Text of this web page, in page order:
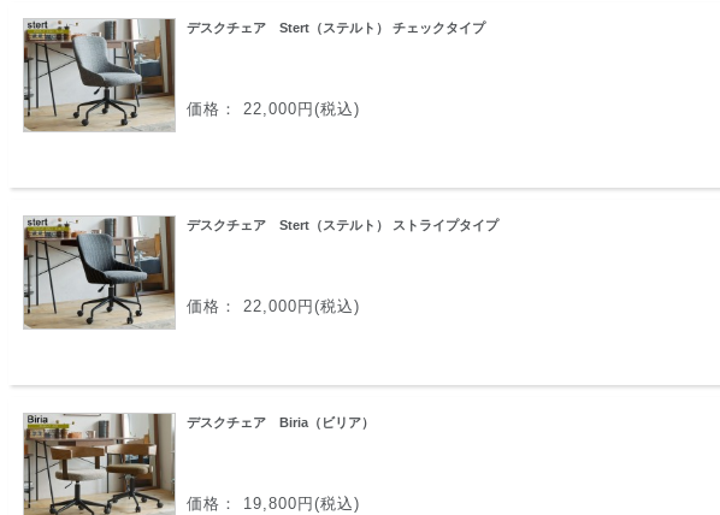
デスクチェア Stert（ステルト） チェックタイプ
価格： 22,000円(税込)
デスクチェア Stert（ステルト） ストライプタイプ
価格： 22,000円(税込)
デスクチェア Biria（ビリア）
価格： 19,800円(税込)